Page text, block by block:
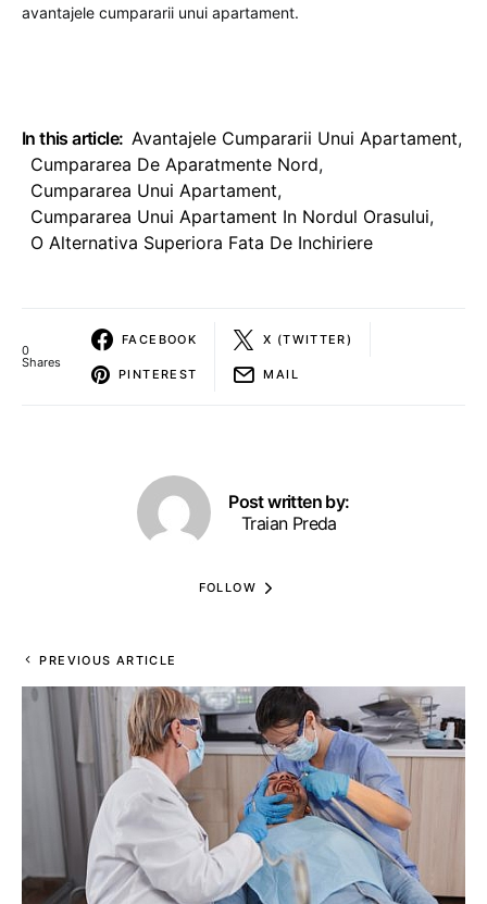
avantajele cumpararii unui apartament.
In this article: Avantajele Cumpararii Unui Apartament,
Cumpararea De Aparatmente Nord,
Cumpararea Unui Apartament,
Cumpararea Unui Apartament In Nordul Orasului,
O Alternativa Superiora Fata De Inchiriere
0
Shares
FACEBOOK X (TWITTER)
PINTEREST MAIL
Post written by:
Traian Preda
FOLLOW
PREVIOUS ARTICLE